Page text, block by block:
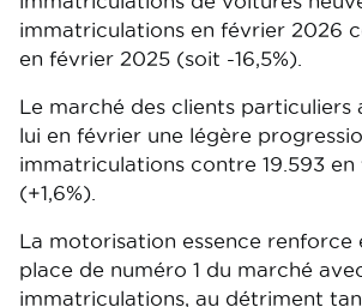
immatriculations en février 2026
en février 2025 (soit -16,5%).
Le marché des clients particuliers
lui en février une légère
immatriculations contre 19.593
(+1,6%).
La motorisation essence renforce
place de numéro 1 du marché
immatriculations, au détriment